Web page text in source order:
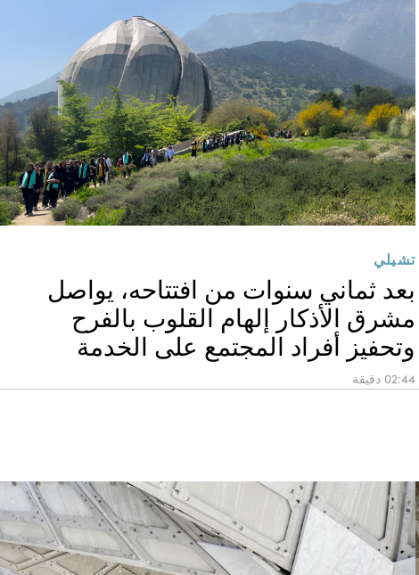
تشيلي
بعد ثماني سنوات من افتتاحه، يواصل
مشرق الأذكار إلهام القلوب بالفرح
وتحفيز أفراد المجتمع على الخدمة
02:44 دقيقة